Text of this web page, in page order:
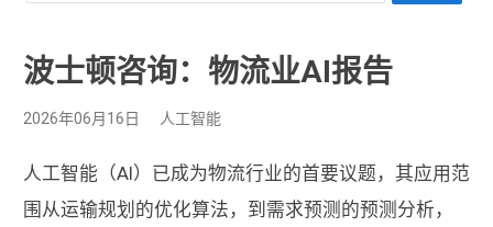
波士顿咨询：物流业AI报告
2026年06月16日 人工智能
人工智能（AI）已成为物流行业的首要议题，其应用范
围从运输规划的优化算法，到需求预测的预测分析，